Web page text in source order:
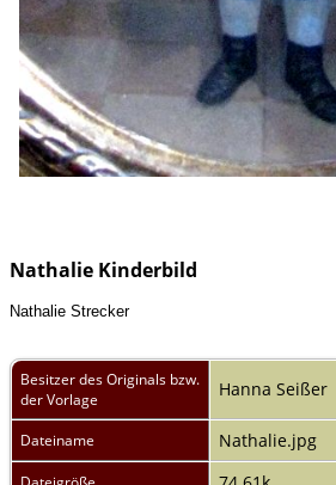
Nathalie Kinderbild
Nathalie Strecker
Besitzer des Originals bzw.
der Vorlage
Hanna Seißer
Dateiname Nathalie.jpg